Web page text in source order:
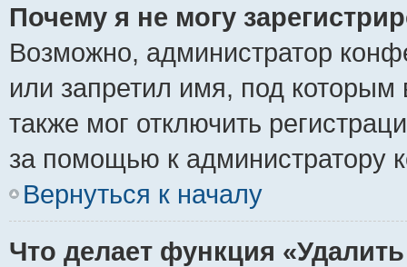
Почему я не могу
Возможно, администратор
или запретил имя, под которым
также мог отключить
за помощью к администратору
Вернуться к началу
Что делает функция